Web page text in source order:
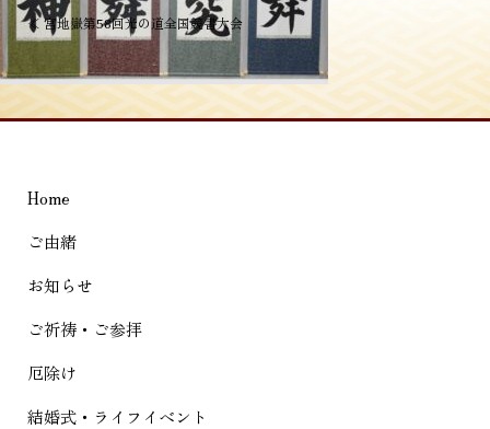
投
稿
ナ
ビ
ー
シ
ョ
ン
≪宮地嶽第58回光の道全国競書大会
Home
ご由緒
お知らせ
ご祈祷・ご参拝
厄除け
結婚式・ライフイベント